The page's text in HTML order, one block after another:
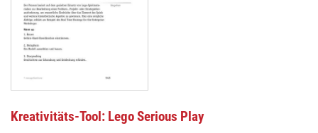
Kreativitäts-Tool: Lego Serious Play